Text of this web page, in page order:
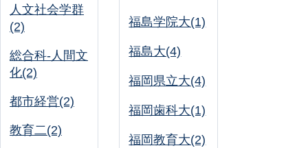
人文社会学群
(2)
総合科-人間文
化(2)
都市経営(2)
教育二(2)
福島学院大(1)
福島大(4)
福岡県立大(4)
福岡歯科大(1)
福岡教育大(2)